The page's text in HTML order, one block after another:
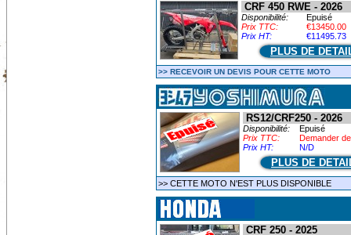
CRF 450 RWE - 2026
Disponibilité:
Epuisé
Prix TTC:
€13450.00
Prix HT:
€11495.73
PLUS DE
>> RECEVOIR UN DEVIS POUR CETTE MOTO
RS12/CRF250 - 2026
Disponibilité:
Epuisé
Prix TTC:
Demander
Prix HT:
N/D
PLUS DE
>> CETTE MOTO N'EST PLUS DISPONIBLE
CRF 250 - 2025